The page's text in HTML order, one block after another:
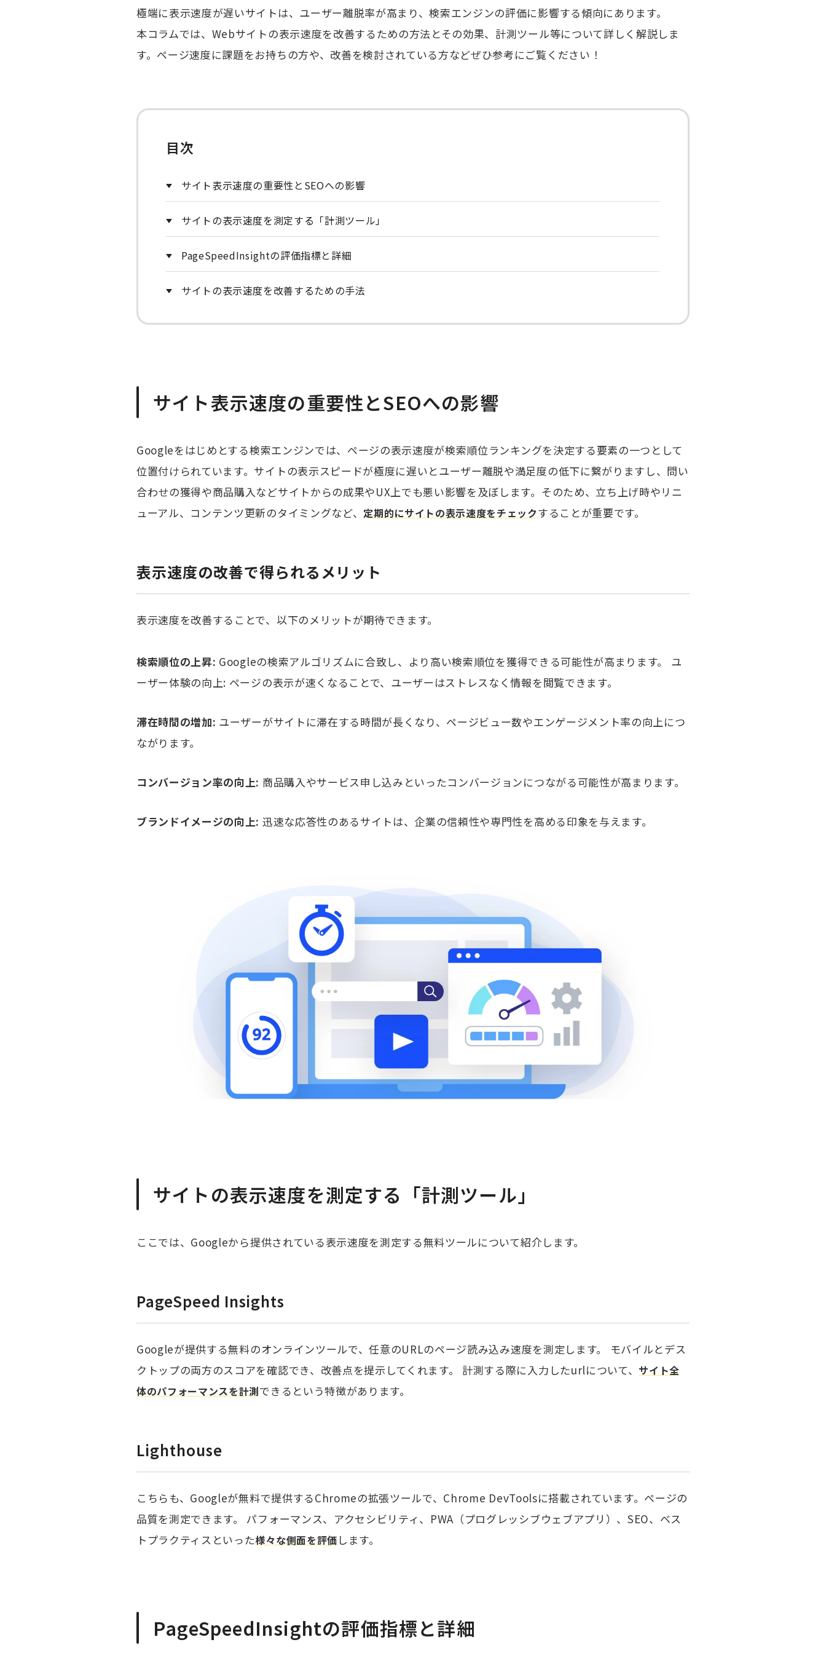
極端に表示速度が遅いサイトは、ユーザー離脱率が高まり、検索エンジンの評価に影響する傾向にあります。
本コラムでは、Webサイトの表示速度を改善するための方法とその効果、計測ツール等について詳しく解説しま
す。ページ速度に課題をお持ちの方や、改善を検討されている方などぜひ参考にご覧ください！
目次
サイト表示速度の重要性とSEOへの影響
サイトの表示速度を測定する「計測ツール」
PageSpeedInsightの評価指標と詳細
サイトの表示速度を改善するための手法
サイト表示速度の重要性とSEOへの影響
Googleをはじめとする検索エンジンでは、ページの表示速度が検索順位ランキングを決定する要素の一つとして
位置付けられています。サイトの表示スピードが極度に遅いとユーザー離脱や満足度の低下に繋がりますし、問い
合わせの獲得や商品購入などサイトからの成果やUX上でも悪い影響を及ぼします。そのため、立ち上げ時やリニ
ューアル、コンテンツ更新のタイミングなど、定期的にサイトの表示速度をチェックすることが重要です。
表示速度の改善で得られるメリット
表示速度を改善することで、以下のメリットが期待できます。
検索順位の上昇: Googleの検索アルゴリズムに合致し、より高い検索順位を獲得できる可能性が高まります。 ユ
ーザー体験の向上: ページの表示が速くなることで、ユーザーはストレスなく情報を閲覧できます。
滞在時間の増加: ユーザーがサイトに滞在する時間が長くなり、ページビュー数やエンゲージメント率の向上につ
ながります。
コンバージョン率の向上: 商品購入やサービス申し込みといったコンバージョンにつながる可能性が高まります。
ブランドイメージの向上: 迅速な応答性のあるサイトは、企業の信頼性や専門性を高める印象を与えます。
サイトの表示速度を測定する「計測ツール」
ここでは、Googleから提供されている表示速度を測定する無料ツールについて紹介します。
PageSpeed Insights
Googleが提供する無料のオンラインツールで、任意のURLのページ読み込み速度を測定します。 モバイルとデス
クトップの両方のスコアを確認でき、改善点を提示してくれます。 計測する際に入力したurlについて、 サイト全
体のパフォーマンスを計測できるという特徴があります。
Lighthouse
こちらも、Googleが無料で提供するChromeの拡張ツールで、Chrome DevToolsに搭載されています。ページの
品質を測定できます。 パフォーマンス、アクセシビリティ、PWA（プログレッシブウェブアプリ）、SEO、ベス
トプラクティスといった様々な側面を評価 します。
PageSpeedInsightの評価指標と詳細